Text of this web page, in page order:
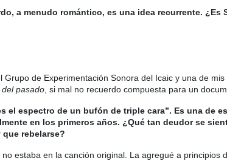
a menudo romántico, es una idea recurrente.
Grupo de Experimentación Sonora del Icaic y una de
pasado , si mal no recuerdo compuesta para un
el espectro de un bufón de triple cara”. Es una de
en los primeros años. ¿Qué tan deudor se
rebelarse?
estaba en la canción original. La agregué a